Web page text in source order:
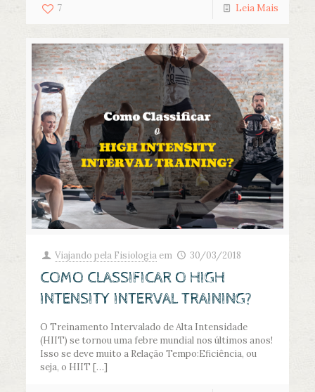
7 Leia Mais
Viajando pela Fisiologia em 30/03/2018
COMO CLASSIFICAR O HIGH
INTENSITY INTERVAL TRAINING?
O Treinamento Intervalado de Alta Intensidade
(HIIT) se tornou uma febre mundial nos últimos anos!
Isso se deve muito a Relação Tempo:Eficiência, ou
seja, o HIIT […]